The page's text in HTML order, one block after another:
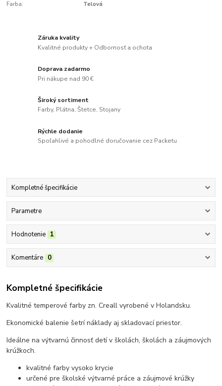
Farba:
Telová
Záruka kvality
Kvalitné produkty + Odbornosť a ochota
Doprava zadarmo
Pri nákupe nad 90 €
Široký sortiment
Farby, Plátna, Štetce, Stojany
Rýchle dodanie
Spoľahlivé a pohodlné doručovanie cez Packetu
Kompletné špecifikácie
Parametre
Hodnotenie 1
Komentáre 0
Kompletné špecifikácie
Kvalitné temperové farby zn. Creall vyrobené v Holandsku.
Ekonomické balenie šetrí náklady aj skladovací priestor.
Ideálne na výtvarnú činnosť detí v školách, školách a záujmových
krúžkoch.
kvalitné farby vysoko krycie
určené pre školské výtvarné práce a záujmové krúžky